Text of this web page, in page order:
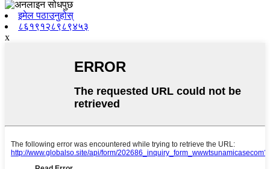
इमेल पठाउनुहोस्
८६१९१२८९८९४५३
x